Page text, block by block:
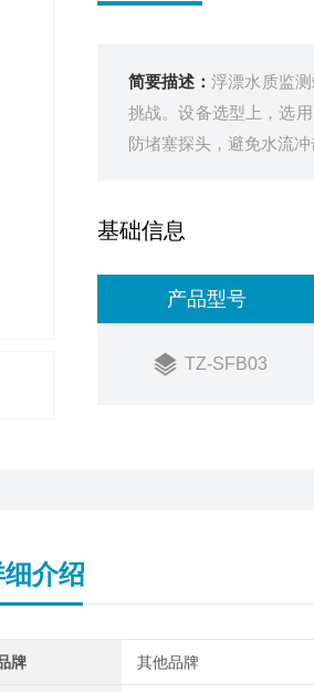
简要描述： 浮漂水质监
挑战。设备选型上，选
防堵塞探头，避免水流
基础信息
产品型号
TZ-SFB03
介绍
牌 其他品牌